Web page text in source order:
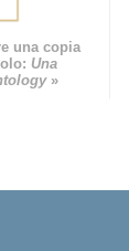
una copia
Una
»